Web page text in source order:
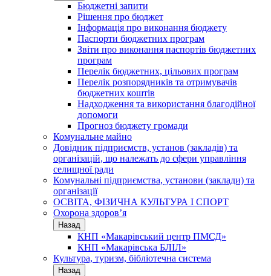
Бюджетні запити
Рішення про бюджет
Інформація про виконання бюджету
Паспорти бюджетних програм
Звіти про виконання паспортів бюджетних
програм
Перелік бюджетних, цільових програм
Перелік розпорядників та отримувачів
бюджетних коштів
Надходження та використання благодійної
допомоги
Прогноз бюджету громади
Комунальне майно
Довідник підприємств, установ (закладів) та
організацій, що належать до сфери управління
селищної ради
Комунальні підприємства, установи (заклади) та
організації
ОСВІТА, ФІЗИЧНА КУЛЬТУРА І СПОРТ
Охорона здоров’я
Назад
КНП «Макарівський центр ПМСД»
КНП «Макарівська БЛІЛ»
Культура, туризм, бібліотечна система
Назад